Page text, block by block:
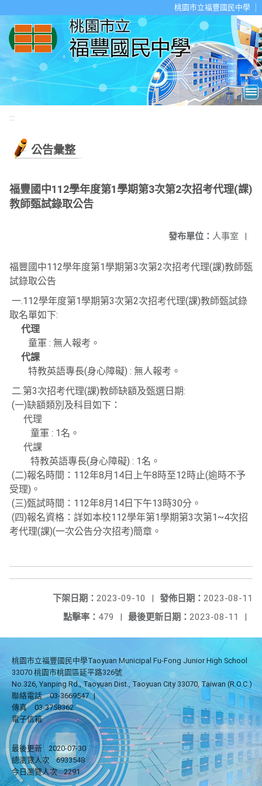
桃園市立福豐國民中學
:::
公告彙整
福豐國中112學年度第1學期第3次第2次招考代理(課)
教師甄試錄取公告
發布單位： 人事室 |
福豐國中112學年度第1學期第3次第2次招考代理(課)教師甄
試錄取公告
一.112學年度第1學期第3次第2次招考代理(課)教師甄試錄
取名單如下:
代理
童軍 : 無人報考。
代課
特教英語專長(身心障礙) : 無人報考。
二.第3次招考代理(課)教師缺額及甄選日期:
(一)缺額類別及科目如下：
代理
童軍 : 1名。
代課
特教英語專長(身心障礙) : 1名。
(二)報名時間：112年8月14日上午8時至12時止(逾時不予
受理)。
(三)甄試時間：112年8月14日下午13時30分。
(四)報名資格：詳如本校112學年第1學期第3次第1~4次招
考代理(課)(一次公告分次招考)簡章。
發佈日期： 2023-08-11
下架日期： 2023-09-10
|
最後更新日期： 2023-08-11 |
點擊率： 479 |
桃園市立福豐國民中學Taoyuan Municipal Fu-Fong Junior High School
33070 桃園市桃園區延平路326號
No.326, Yanping Rd., Taoyuan Dist., Taoyuan City 33070, Taiwan (R.O.C.)
聯絡電話
03-3669547 |
傳真
03-3758362
電子信箱
最後更新
2020-07-30
總瀏覽人次
6933548
今日瀏覽人次
2291